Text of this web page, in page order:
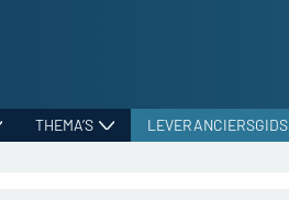
THEMA’S LEVERANCIERSGIDS